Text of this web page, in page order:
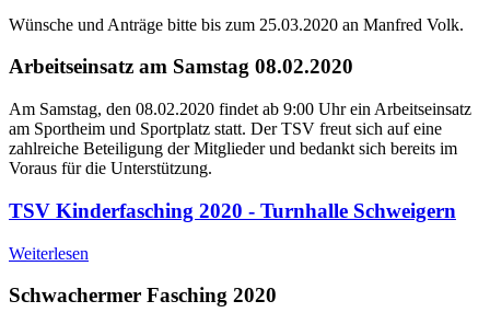
Wünsche und Anträge bitte bis zum 25.03.2020 an Manfred Volk.
Arbeitseinsatz am Samstag 08.02.2020
Am Samstag, den 08.02.2020 findet ab 9:00 Uhr ein Arbeitseinsatz
am Sportheim und Sportplatz statt. Der TSV freut sich auf eine
zahlreiche Beteiligung der Mitglieder und bedankt sich bereits im
Voraus für die Unterstützung.
TSV Kinderfasching 2020 - Turnhalle Schweigern
Weiterlesen
Schwachermer Fasching 2020